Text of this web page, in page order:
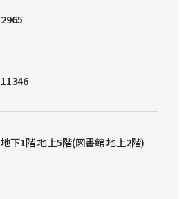
2965
11346
地下1階 地上5階(図書館 地上2階)